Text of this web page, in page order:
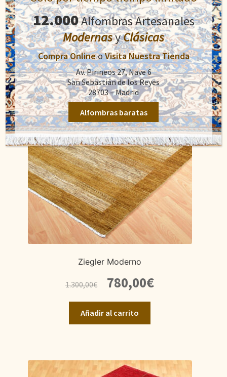
650,00€precio
original
era:
650,00€.
precio
actual
es:
484,00€.
Añadir al carrito
Ziegler Moderno
1.300,00€ precio
original
era:
1.300,00€.
780,00€precio
Añadir al carrito
12.000Alfombras Artesanales
ModernasyClásicas
Compra OnlineoVisita Nuestra Tienda
Av. Pirineos 27, Nave 6
San Sebastián de los Reyes
28703 – Madrid
Alfombras baratas